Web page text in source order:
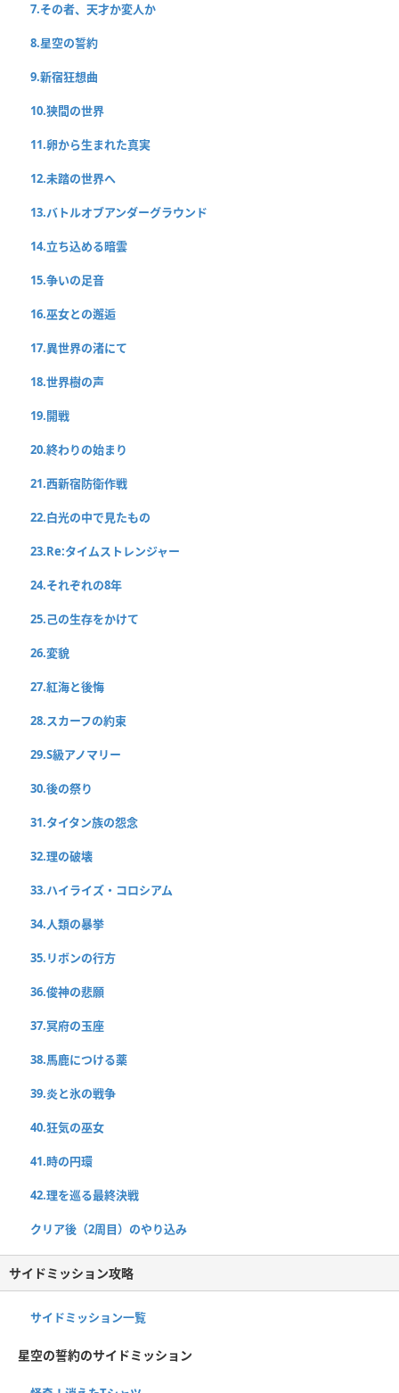
7.その者、天才か変人か
8.星空の誓約
9.新宿狂想曲
10.狭間の世界
11.卵から生まれた真実
12.未踏の世界へ
13.バトルオブアンダーグラウンド
14.立ち込める暗雲
15.争いの足音
16.巫女との邂逅
17.異世界の渚にて
18.世界樹の声
19.開戦
20.終わりの始まり
21.西新宿防衛作戦
22.白光の中で見たもの
23.Re:タイムストレンジャー
24.それぞれの8年
25.己の生存をかけて
26.変貌
27.紅海と後悔
28.スカーフの約束
29.S級アノマリー
30.後の祭り
31.タイタン族の怨念
32.理の破壊
33.ハイライズ・コロシアム
34.人類の暴挙
35.リボンの行方
36.俊神の悲願
37.冥府の玉座
38.馬鹿につける薬
39.炎と氷の戦争
40.狂気の巫女
41.時の円環
42.理を巡る最終決戦
クリア後（2周目）のやり込み
サイドミッション攻略
サイドミッション一覧
星空の誓約のサイドミッション